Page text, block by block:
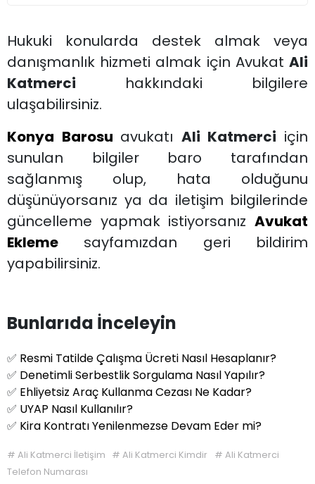
Hukuki konularda destek almak veya
danışmanlık hizmeti almak için Avukat Ali
Katmerci hakkındaki bilgilere
ulaşabilirsiniz.
Konya Barosu avukatı Ali Katmerci için
sunulan bilgiler baro tarafından
sağlanmış olup, hata olduğunu
düşünüyorsanız ya da iletişim bilgilerinde
güncelleme yapmak istiyorsanız Avukat
Ekleme sayfamızdan geri bildirim
yapabilirsiniz.
Bunlarıda İnceleyin
✅ Resmi Tatilde Çalışma Ücreti Nasıl Hesaplanır?
✅ Denetimli Serbestlik Sorgulama Nasıl Yapılır?
✅ Ehliyetsiz Araç Kullanma Cezası Ne Kadar?
✅ UYAP Nasıl Kullanılır?
✅ Kira Kontratı Yenilenmezse Devam Eder mi?
# Ali Katmerci İletişim #Ali Katmerci Kimdir # Ali Katmerci
Telefon Numarası